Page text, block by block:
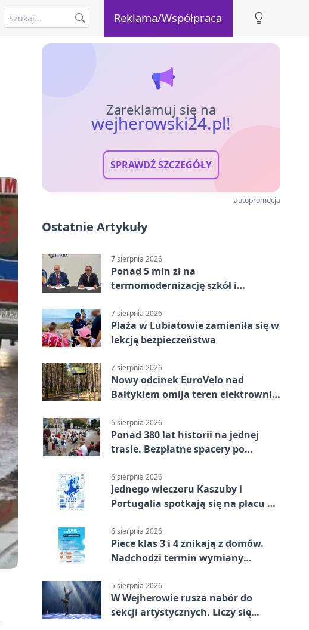
Reklama/Współpraca
Zareklamuj się na
wejherowski24.pl!
SPRAWDŹ SZCZEGÓŁY
autopromocja
Ostatnie Artykuły
7 sierpnia 2026
Ponad 5 mln zł na
termomodernizację szkół i
7 sierpnia 2026
Plaża w Lubiatowie zamieniła się w
lekcję bezpieczeństwa
7 sierpnia 2026
Nowy odcinek EuroVelo nad
Bałtykiem omija teren elektrowni
6 sierpnia 2026
Ponad 380 lat historii na jednej
trasie. Bezpłatne spacery po
6 sierpnia 2026
Jednego wieczoru Kaszuby i
Portugalia spotkają się na placu w
6 sierpnia 2026
Piece klas 3 i 4 znikają z domów.
Nadchodzi termin wymiany
5 sierpnia 2026
W Wejherowie rusza nabór do
sekcji artystycznych. Liczy się